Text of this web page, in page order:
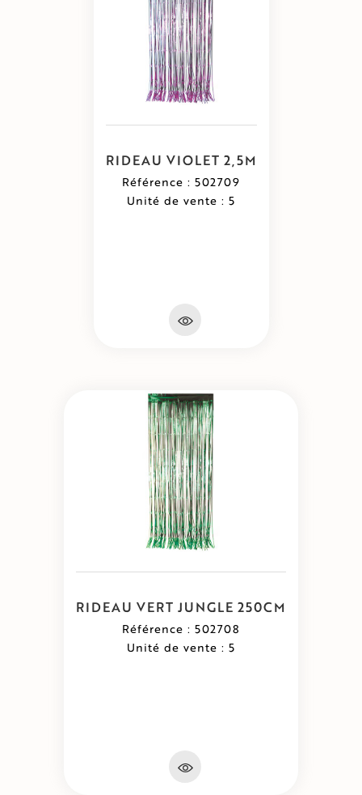
RIDEAU VIOLET 2,5M
Référence : 502709
Unité de vente : 5
RIDEAU VERT JUNGLE 250CM
Référence : 502708
Unité de vente : 5